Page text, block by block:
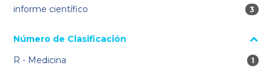
informe científico 3
3
Número de Clasificación
R - Medicina
1
1